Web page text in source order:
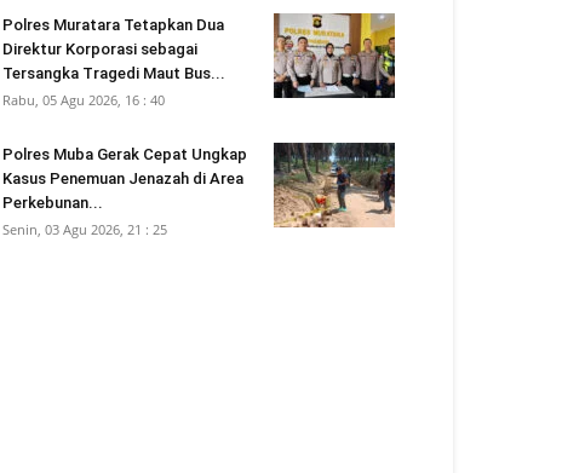
Polres Muratara Tetapkan Dua
Direktur Korporasi sebagai
Tersangka Tragedi Maut Bus...
Rabu, 05 Agu 2026, 16 : 40
Polres Muba Gerak Cepat Ungkap
Kasus Penemuan Jenazah di Area
Perkebunan...
Senin, 03 Agu 2026, 21 : 25